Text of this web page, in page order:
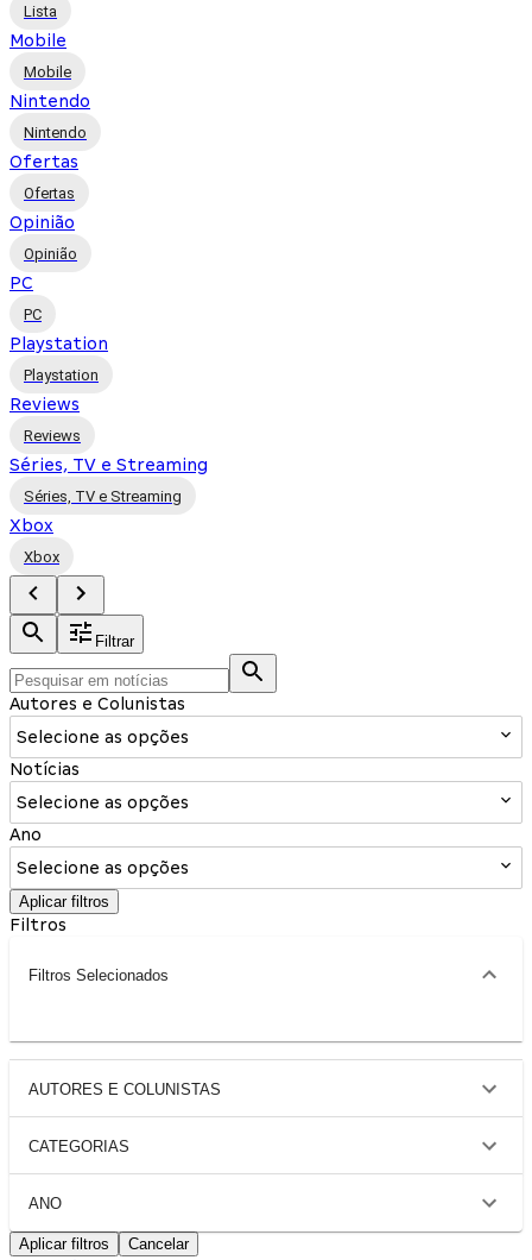
Lista
Mobile
Mobile
Nintendo
Nintendo
Ofertas
Ofertas
Opinião
Opinião
PC
PC
Playstation
Playstation
Reviews
Reviews
Séries, TV e Streaming
Séries, TV e Streaming
Xbox
Xbox
Filtrar
Autores e Colunistas
Selecione as opções
Notícias
Selecione as opções
Ano
Selecione as opções
Aplicar filtros
Filtros
Filtros Selecionados
AUTORES E COLUNISTAS
CATEGORIAS
ANO
Aplicar filtros Cancelar